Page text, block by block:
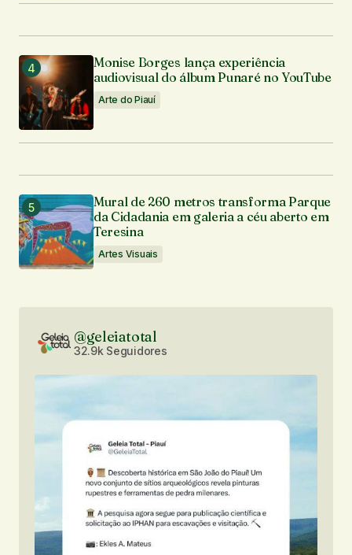
Monise Borges lança experiência
audiovisual do álbum Punaré no YouTube
Arte do Piauí
Mural de 260 metros transforma Parque
da Cidadania em galeria a céu aberto em
Teresina
Artes Visuais
@geleiatotal
32.9k Seguidores